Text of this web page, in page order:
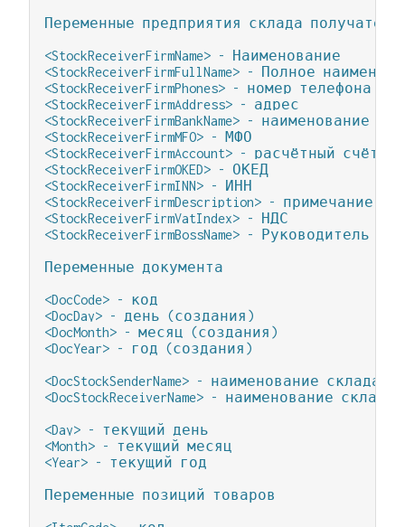
Переменные предприятия склада получателя
<StockReceiverFirmName> - Наименование
<StockReceiverFirmFullName> - Полное
<StockReceiverFirmPhones> - номер телефона
<StockReceiverFirmAddress> - адрес
<StockReceiverFirmBankName> - наименование
<StockReceiverFirmMFO> - МФО
<StockReceiverFirmAccount> - расчётный счёт
<StockReceiverFirmOKED> - ОКЕД
<StockReceiverFirmINN> - ИНН
<StockReceiverFirmDescription> - примечание
<StockReceiverFirmVatIndex> - НДС
<StockReceiverFirmBossName> - Руководитель
Переменные документа
<DocCode> - код
<DocDay> - день (создания)
<DocMonth> - месяц (создания)
<DocYear> - год (создания)
<DocStockSenderName> - наименование склада
<DocStockReceiverName> - наименование
<Day> - текущий день
<Month> - текущий месяц
<Year> - текущий год
Переменные позиций товаров